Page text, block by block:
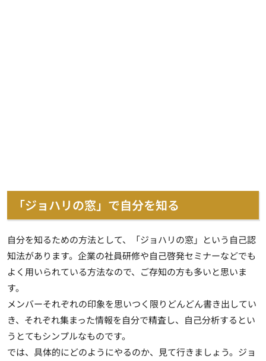
「ジョハリの窓」で自分を知る
自分を知るための方法として、「ジョハリの窓」という自己認
知法があります。企業の社員研修や自己啓発セミナーなどでも
よく用いられている方法なので、ご存知の方も多いと思いま
す。
メンバーそれぞれの印象を思いつく限りどんどん書き出してい
き、それぞれ集まった情報を自分で精査し、自己分析するとい
うとてもシンプルなものです。
では、具体的にどのようにやるのか、見て行きましょう。ジョ